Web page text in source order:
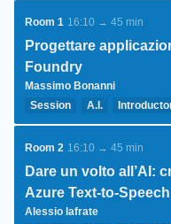
Room 1 16:10 → 45 min
Progettare
Foundry
Massimo Bonanni
Session
A.I.
A.I.
Room 2 16:10 → 45 min
Dare un volto all’AI:
Azure Text-to-Speech
Alessio Iafrate